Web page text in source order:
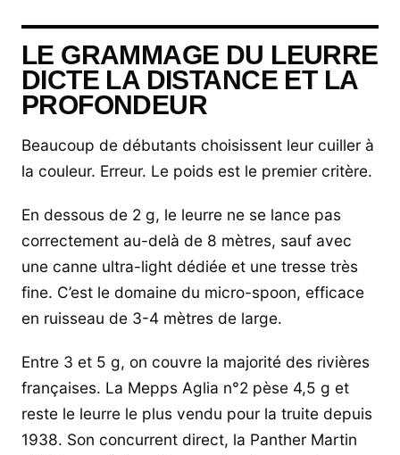
LE GRAMMAGE DU LEURRE
DICTE LA DISTANCE ET LA
PROFONDEUR
Beaucoup de débutants choisissent leur cuiller à
la couleur. Erreur. Le poids est le premier critère.
En dessous de 2 g, le leurre ne se lance pas
correctement au-delà de 8 mètres, sauf avec
une canne ultra-light dédiée et une tresse très
fine. C’est le domaine du micro-spoon, efficace
en ruisseau de 3-4 mètres de large.
Entre 3 et 5 g, on couvre la majorité des rivières
françaises. La Mepps Aglia n°2 pèse 4,5 g et
reste le leurre le plus vendu pour la truite depuis
1938. Son concurrent direct, la Panther Martin